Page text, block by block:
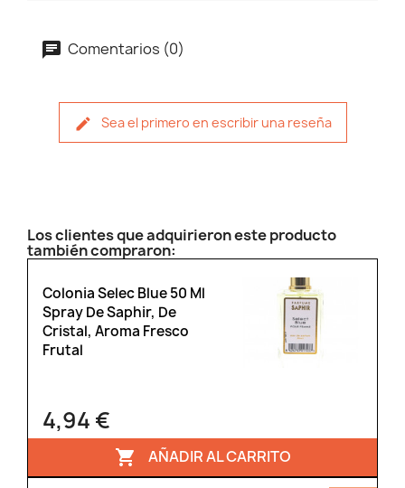
Comentarios (0)
Sea el primero en escribir una reseña
Los clientes que adquirieron este producto
también compraron:
Colonia Selec Blue 50 Ml
Spray De Saphir, De
Cristal, Aroma Fresco
Frutal
4,94 €
 AÑADIR AL CARRITO